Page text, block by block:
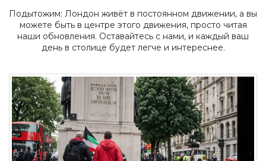
Подытожим: Лондон живёт в постоянном движении, а вы
можете быть в центре этого движения, просто читая
наши обновления. Оставайтесь с нами, и каждый ваш
день в столице будет легче и интереснее.